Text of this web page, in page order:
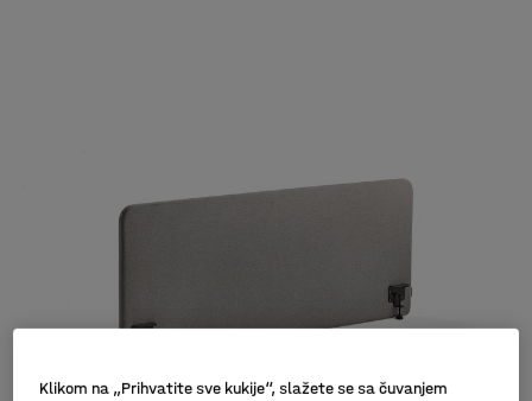
Klikom na „Prihvatite sve kukije“, slažete se sa čuvanjem